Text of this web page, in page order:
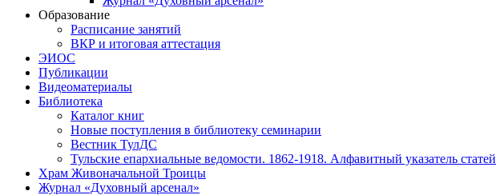
Образование
Расписание занятий
ВКР и итоговая аттестация
ЭИОС
Публикации
Видеоматериалы
Библиотека
Каталог книг
Новые поступления в библиотеку семинарии
Вестник ТулДС
Тульские епархиальные ведомости. 1862-1918. Алфавитный указатель статей
Храм Живоначальной Троицы
Журнал «Духовный арсенал»